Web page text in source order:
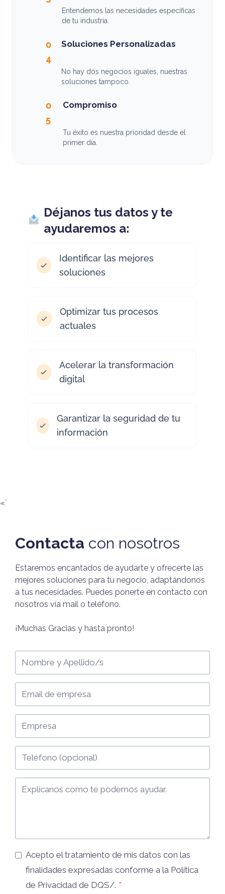
Entendemos las necesidades específicas
de tu industria.
0
4
Soluciones Personalizadas
No hay dos negocios iguales, nuestras
soluciones tampoco.
0
5
Compromiso
Tu éxito es nuestra prioridad desde el
primer día.
Déjanos tus datos y te
ayudaremos a:
Identificar las mejores
soluciones
Optimizar tus procesos
actuales
Acelerar la transformación
digital
Garantizar la seguridad de tu
información
«`
Contacta con nosotros
Estaremos encantados de ayudarte y ofrecerte las
mejores soluciones para tu negocio, adaptándonos
a tus necesidades. Puedes ponerte en contacto con
nosotros vía mail o teléfono.
¡Muchas Gracias y hasta pronto!
Acepto el tratamiento de mis datos con las
finalidades expresadas conforme a la Política
de Privacidad de DQS/. *